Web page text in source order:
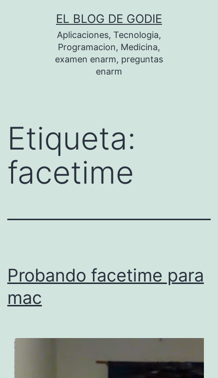
EL BLOG DE GODIE
Aplicaciones, Tecnologia,
Programacion, Medicina,
examen enarm, preguntas
enarm
Etiqueta:
facetime
Probando facetime para
mac